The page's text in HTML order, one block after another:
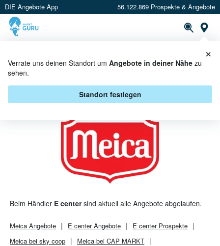
DIE Angebote App 56.122.869 Prospekte & Angebote
Verrate uns deinen Standort um Angebote in deiner Nähe zu
sehen.
Standort festlegen
×
MEICA BEI E CENTER -
ANGEBOTE & AKTIONEN
Beim Händler E centersind aktuell alle Angebote abgelaufen.
Meica Angebote E centerAngebote E centerProspekte
Meica bei sky coop
Meica bei CAP MARKT